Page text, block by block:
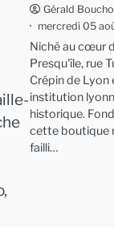
Gérald
mercredi 05
Niché au cœur
Presqu'île, rue
Crépin de Lyon
institution
historique.
cette boutique
failli…